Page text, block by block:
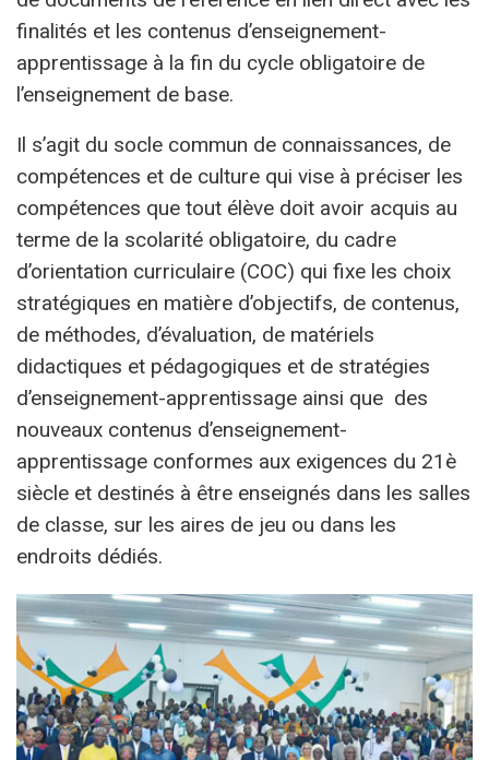
finalités et les contenus d’enseignement-
apprentissage à la fin du cycle obligatoire de
l’enseignement de base.
Il s’agit du socle commun de connaissances, de
compétences et de culture qui vise à préciser les
compétences que tout élève doit avoir acquis au
terme de la scolarité obligatoire, du cadre
d’orientation curriculaire (COC) qui fixe les choix
stratégiques en matière d’objectifs, de contenus,
de méthodes, d’évaluation, de matériels
didactiques et pédagogiques et de stratégies
d’enseignement-apprentissage ainsi que des
nouveaux contenus d’enseignement-
apprentissage conformes aux exigences du 21è
siècle et destinés à être enseignés dans les salles
de classe, sur les aires de jeu ou dans les
endroits dédiés.